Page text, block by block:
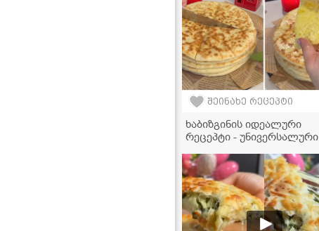
შეინახე რეცეპტი
ხაბიზგინის იდეალური
რეცეპტი - უნივერსალური
და სხვა ცომეულშიც
გამოგადგებათ!